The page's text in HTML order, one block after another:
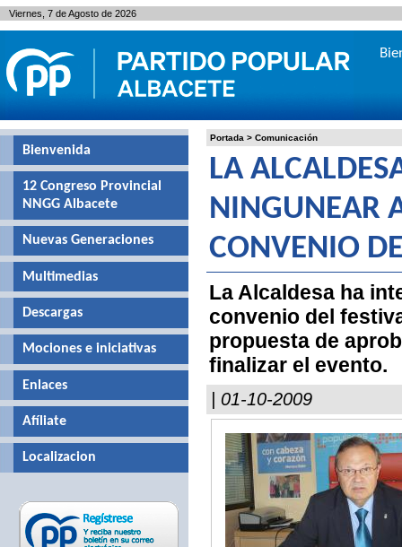
Portada > Comunicación
LA
NINGUNEAR
CONVENIO
La Alcaldesa ha
convenio del
propuesta de
finalizar el evento.
| 01-10-2009
Bienvenida
12 Congreso Provincial
NNGG Albacete
Nuevas Generaciones
Multimedias
Descargas
Mociones e iniciativas
Enlaces
Afíliate
Localizacion
Viernes, 7 de Agosto de 2026